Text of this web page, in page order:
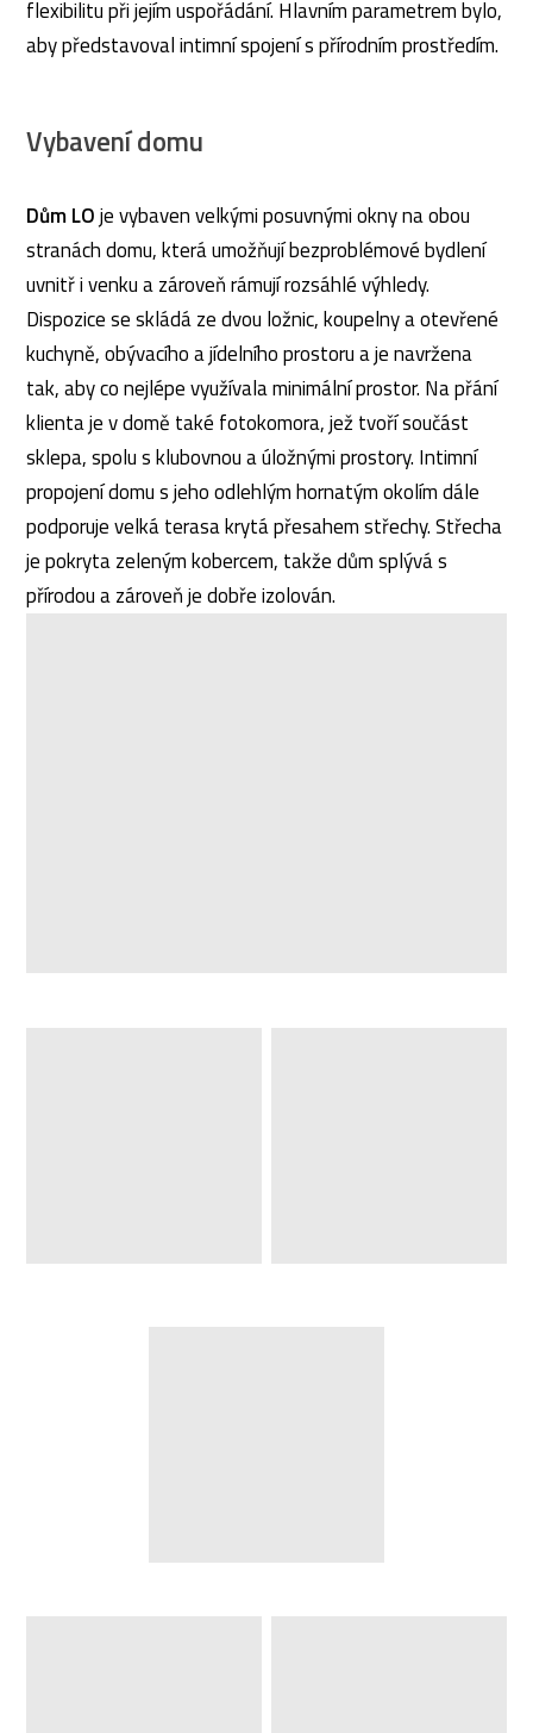
flexibilitu při jejím uspořádání. Hlavním parametrem bylo,
aby představoval intimní spojení s přírodním prostředím.
Vybavení domu
Dům LOje vybaven velkými posuvnými okny na obou
stranách domu, která umožňují bezproblémové bydlení
uvnitř i venku a zároveň rámují rozsáhlé výhledy.
Dispozice se skládá ze dvou ložnic, koupelny a otevřené
kuchyně, obývacího a jídelního prostoru a je navržena
tak, aby co nejlépe využívala minimální prostor. Na přání
klienta je v domě také fotokomora, jež tvoří součást
sklepa, spolu s klubovnou a úložnými prostory. Intimní
propojení domu s jeho odlehlým hornatým okolím dále
podporuje velká terasa krytá přesahem střechy. Střecha
je pokryta zeleným kobercem, takže dům splývá s
přírodou a zároveň je dobře izolován.